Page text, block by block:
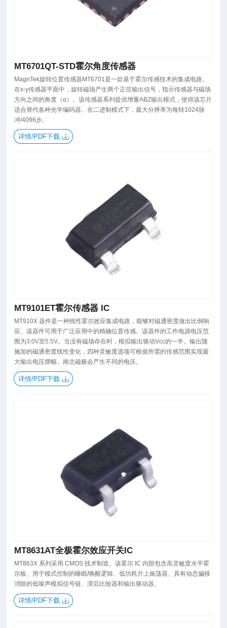
MT6701QT-STD霍尔角度传感器
​MagnTek旋转位置传感器MT6701是一款基于霍尔传感技术的集成电路。
在x-y传感器平面中，旋转磁场产生两个正弦输出信号，指示传感器与磁场
方向之间的角度（α）。该传感器系列提供增量ABZ输出模式，使得该芯片
适合替代各种光学编码器。在二进制模式下，最大分辨率为每转1024脉
冲/4096步。
详情/PDF下载
MT9101ET霍尔传感器 IC
MT910X 器件是一种线性霍尔效应集成电路，能够对磁通密度做出比例响
应。该器件可用于广泛应用中的精确位置传感。该器件的工作电源电压范
围为3.0V至5.5V。当没有磁场存在时，模拟输出驱动Vcc的一半。输出随
施加的磁通密度线性变化，四种灵敏度选项可根据所需的传感范围实现最
大输出电压摆幅。南北磁极会产生不同的电压。
详情/PDF下载
MT8631AT全极霍尔效应开关IC
MT863X 系列采用 CMOS 技术制造。该霍尔 IC 内部包含高灵敏度水平霍
尔板、用于模式控制的睡眠/唤醒逻辑、低功耗片上振荡器、具有动态偏移
消除的低噪声模拟信号链、滞后比较器和输出驱动器。
详情/PDF下载